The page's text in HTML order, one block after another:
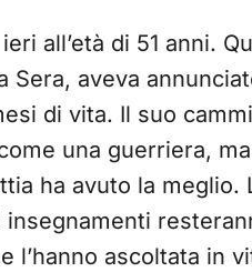
ieri all’età di 51 anni.
Sera, aveva
di vita. Il suo
una guerriera,
ha avuto la
l’hanno ascoltata in